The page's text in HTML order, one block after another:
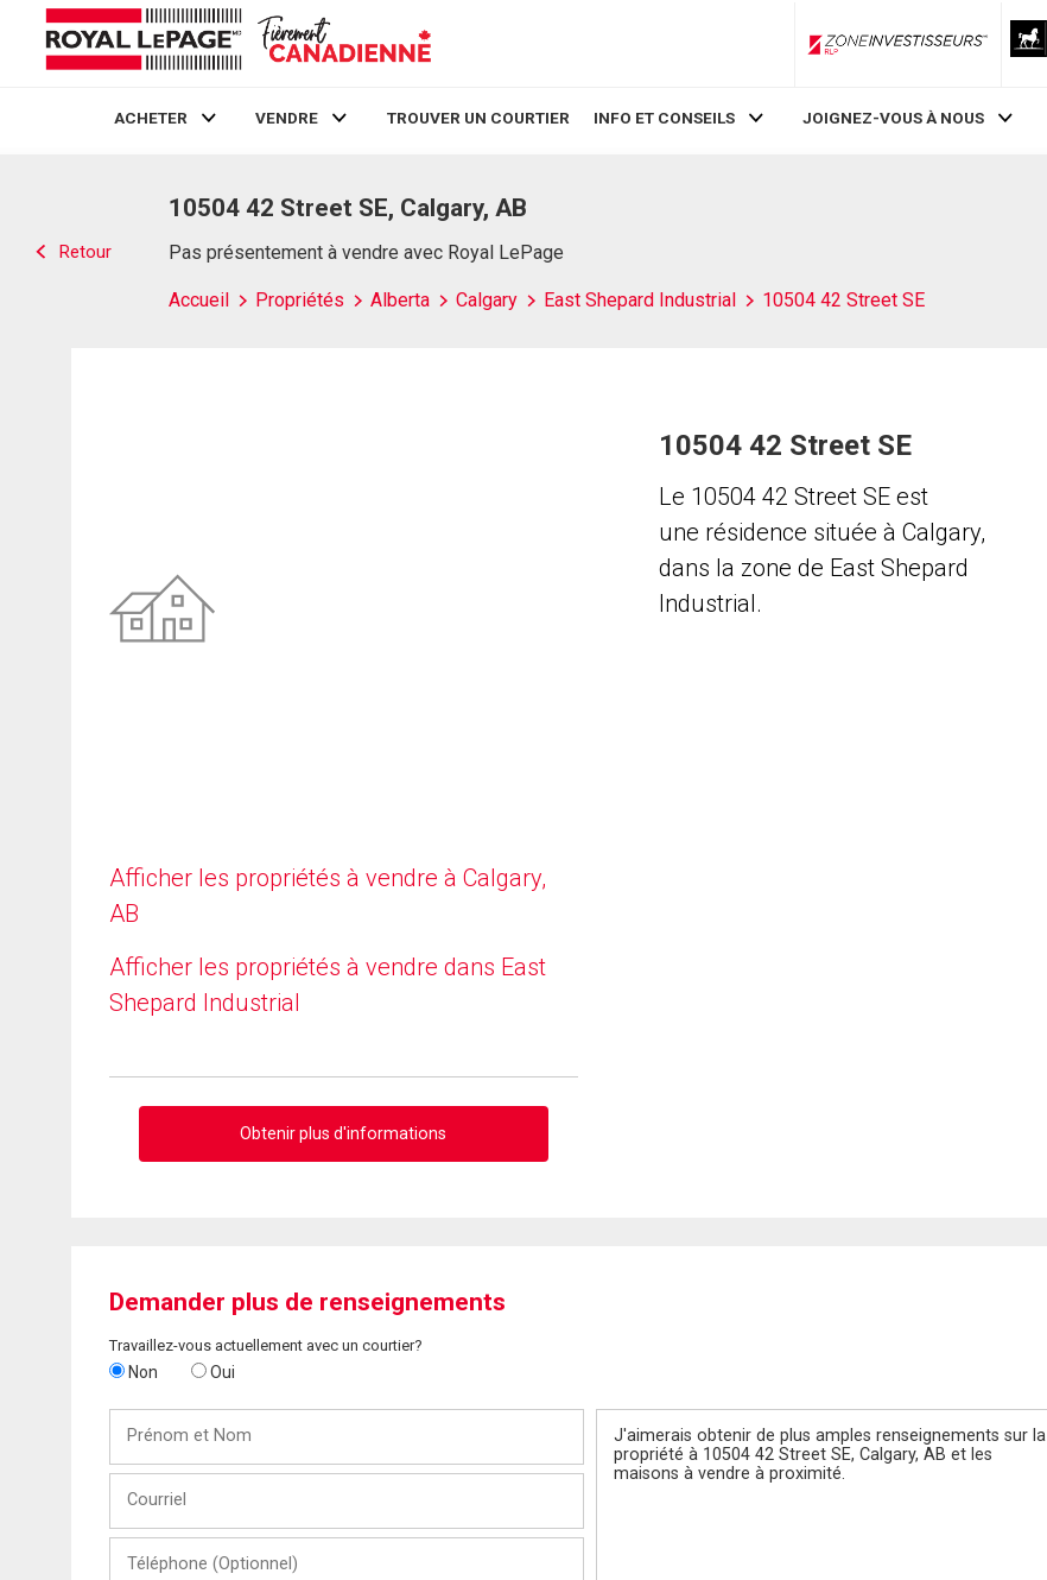
ZoneInvestisseurs
ACHETER VENDRE TROUVER UN COURTIER INFO ET CONSEILS JOIGNEZ-VOUS À NOUS
Retour
10504 42 Street SE, Calgary, AB
Pas présentement à vendre avec Royal LePage
Accueil Propriétés Alberta Calgary East Shepard Industrial 10504 42 Street SE
Afficher les propriétés à vendre à Calgary,
AB
Afficher les propriétés à vendre dans East
Shepard Industrial
Obtenir plus d'informations
10504 42 Street SE
Le 10504 42 Street SE est
une résidence située à Calgary,
dans la zone de East Shepard
Industrial.
Demander plus de renseignements
Travaillez-vous actuellement avec un courtier?
Non Oui
Nom
(Optionnel)